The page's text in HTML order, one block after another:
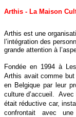
Arthis - La Maison
Arthis est une
l’intégration des
grande attention à
Fondée en 1994 à
Arthis avait comme
en Belgique par leur
culture d’accueil.
était réductive car,
confrontait avec